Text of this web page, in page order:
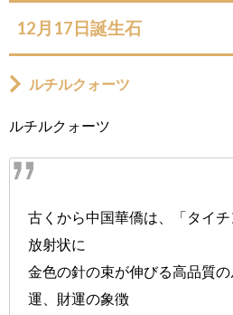
12月17日誕生石
ルチルクォーツ
ルチルクォーツ
古くから中国華僑は、「タイ
放射状に
金色の針の束が伸びる高品質
運、財運の象徴